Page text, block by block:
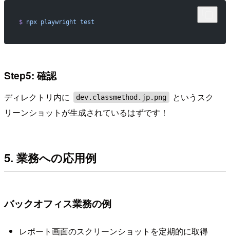
$ npx playwright test
Step5: 確認
ディレクトリ内に dev.classmethod.jp.png
というスク
リーンショットが生成されているはずです！
5. 業務への応用例
バックオフィス業務の例
レポート画面のスクリーンショットを定期的に取得